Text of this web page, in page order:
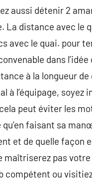
aussi détenir 2
La distance avec le
avec le quai. pour
dans
à la longueur
l’équipage, soyez
peut éviter les
faisant sa
et de quelle façon
maîtriserez pas
compétent ou